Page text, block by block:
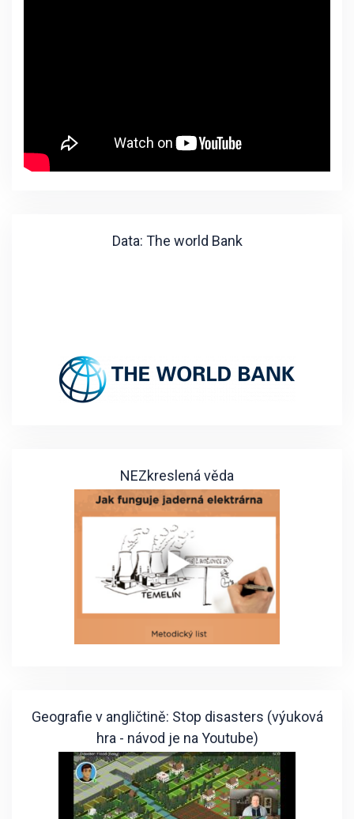
Data: The world Bank
NEZkreslená věda
Geografie v angličtině: Stop disasters (výuková
hra - návod je na Youtube)